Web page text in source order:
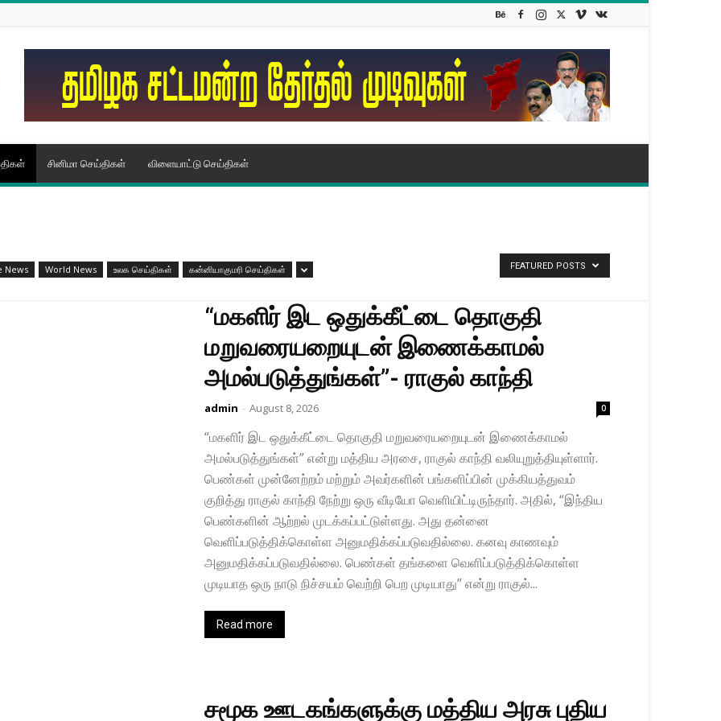
சினிமா செய்திகள் விளையாட்டு செய்திகள்
News World News உலக செய்திகள் கன்னியாகுமரி செய்திகள் FEATURED POSTS
“மகளிர் இட ஒதுக்கீட்டை தொகுதி
மறுவரையறையுடன் இணைக்காமல்
அமல்படுத்துங்கள்”- ராகுல் காந்தி
admin - August 8, 2026 0
“மகளிர் இட ஒதுக்கீட்டை தொகுதி மறுவரையறையுடன் இணைக்காமல்
அமல்படுத்துங்கள்” என்று மத்திய அரசை, ராகுல் காந்தி வலியுறுத்தியுள்ளார்.
பெண்கள் முன்னேற்றம் மற்றும் அவர்களின் பங்களிப்பின் முக்கியத்துவம்
குறித்து ராகுல் காந்தி நேற்று ஒரு வீடியோ வெளியிட்டிருந்தார். அதில், “இந்திய
பெண்களின் ஆற்றல் முடக்கப்பட்டுள்ளது. அது தன்னை
வெளிப்படுத்திக்கொள்ள அனுமதிக்கப்படுவதில்லை. கனவு காணவும்
அனுமதிக்கப்படுவதில்லை. பெண்கள் தங்களை வெளிப்படுத்திக்கொள்ள
முடியாத ஒரு நாடு நிச்சயம் வெற்றி பெற முடியாது” என்று ராகுல்...
Read more
சமூக ஊடகங்களுக்கு மத்திய அரசு புதிய